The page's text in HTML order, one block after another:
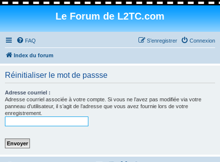
Le Forum de L2TC.com
FAQ Connexion
S’enregistrer
Index du forum
Réinitialiser le mot de passse
Adresse courriel :
Adresse courriel associée à votre compte. Si vous ne l’avez pas modifiée via votre
panneau d’utilisateur, il s’agit de l’adresse que vous avez fournie lors de votre
enregistrement.